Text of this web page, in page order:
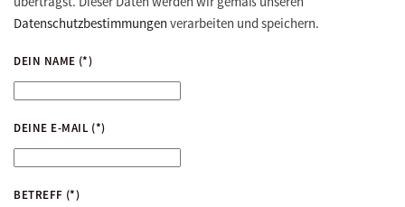
Datenschutzbestimmungen verarbeiten und speichern.
DEIN NAME (*)
DEINE E-MAIL (*)
BETREFF (*)